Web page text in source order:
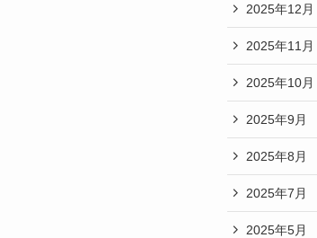
2025年12月
2025年11月
2025年10月
2025年9月
2025年8月
2025年7月
2025年5月